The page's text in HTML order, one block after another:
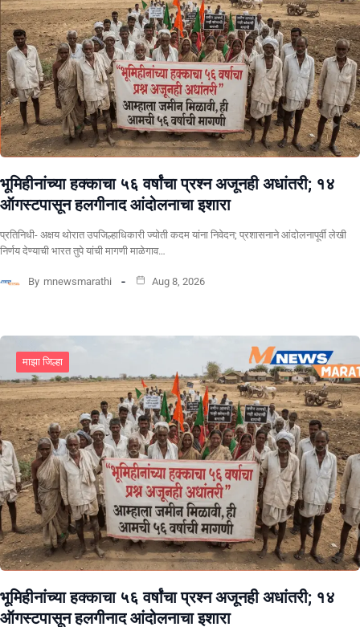
भूमिहीनांच्या हक्काचा ५६ वर्षांचा प्रश्न अजूनही अधांतरी; १४
ऑगस्टपासून हलगीनाद आंदोलनाचा इशारा
प्रतिनिधी- अक्षय थोरात उपजिल्हाधिकारी ज्योती कदम यांना निवेदन; प्रशासनाने आंदोलनापूर्वी लेखी
निर्णय देण्याची भारत तुपे यांची मागणी माळेगाव…
By mnewsmarathi Aug 8, 2026
माझा जिल्हा
भूमिहीनांच्या हक्काचा ५६ वर्षांचा प्रश्न अजूनही अधांतरी; १४
ऑगस्टपासून हलगीनाद आंदोलनाचा इशारा